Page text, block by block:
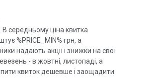
В середньому ціна квитка
%PRICE_MIN% грн, а
надають акції і знижки на свої
- в жовтні, листопаді, а
квиток дешевше і заощадити